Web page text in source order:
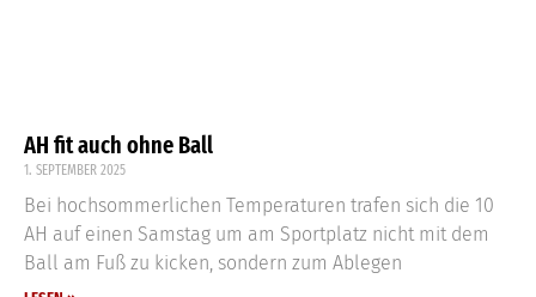
AH fit auch ohne Ball
1. SEPTEMBER 2025
Bei hochsommerlichen Temperaturen trafen sich die 10
AH auf einen Samstag um am Sportplatz nicht mit dem
Ball am Fuß zu kicken, sondern zum Ablegen